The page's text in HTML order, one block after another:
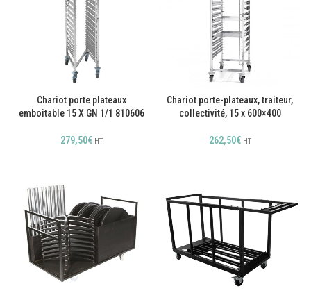
Chariot porte plateaux
emboitable 15 X GN 1/1 810606
279,50€ HT
Chariot porte-plateaux, traiteur,
collectivité, 15 x 600×400
262,50€ HT